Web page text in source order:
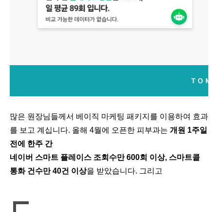
많은 원장님들께서 베이직 마케팅 패키지를 이용하여 효과
를 보고 계십니다. 올해 4월에 오픈한 피부과는 개원 1주일
전에 한주 간
네이버 스마트 플레이스 조회수만 600회 이상, 스마트콜
통화 건수만 40건 이상을 받았습니다. 그리고